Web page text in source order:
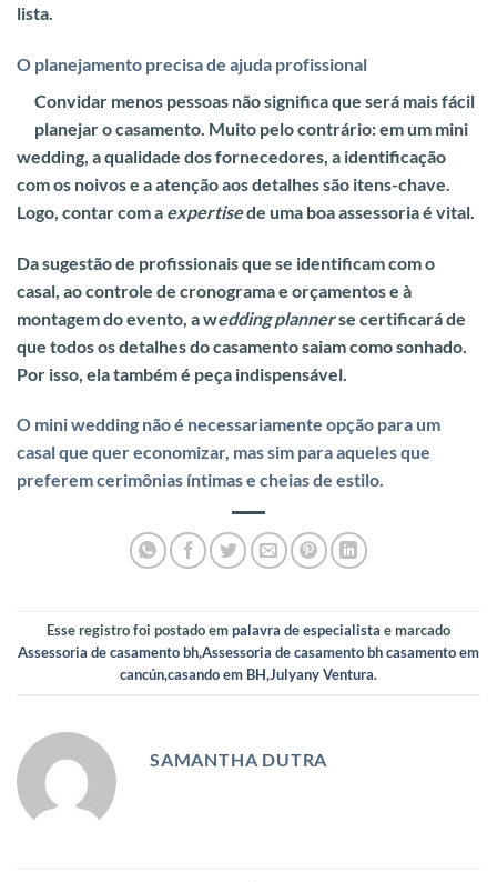
lista.
O planejamento precisa de ajuda profissional
Convidar menos pessoas não significa que será mais fácil
planejar o casamento. Muito pelo contrário: em um mini
wedding, a qualidade dos fornecedores, a identificação
com os noivos e a atenção aos detalhes são itens-chave.
Logo, contar com a expertisede uma boa assessoria é vital.
Da sugestão de profissionais que se identificam com o
casal, ao controle de cronograma e orçamentos e à
montagem do evento, a wedding plannerse certificará de
que todos os detalhes do casamento saiam como sonhado.
Por isso, ela também é peça indispensável.
O mini wedding não é necessariamente opção para um
casal que quer economizar, mas sim para aqueles que
preferem cerimônias íntimas e cheias de estilo.
Esse registro foi postado empalavra de especialista e marcado
Assessoria de casamento bh,Assessoria de casamento bh casamento em
cancún,casando em BH,Julyany Ventura.
SAMANTHA DUTRA